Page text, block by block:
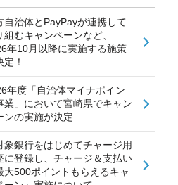
自治体とPayPayが連携して
組むキャンペーンなど、
年10月以降に実施する施策
定！
年度「自治体マイナポイン
業」において宮崎県でキャン
ンの実施が決定
象銀行をはじめてチャージ用
に登録し、チャージ＆支払い
大500ポイントもらえるキャ